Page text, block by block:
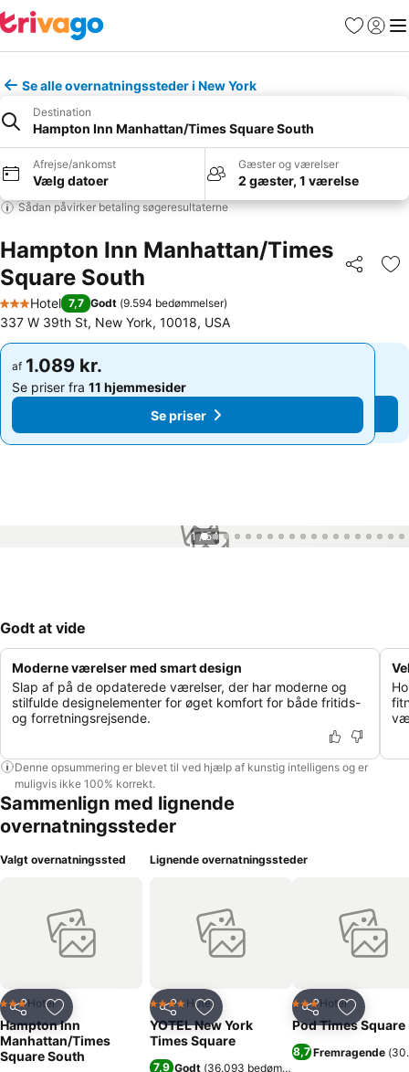
Favoritter
Log ind
Se alle overnatningssteder i New York
Destination
Hampton Inn Manhattan/Times Square South
Afrejse/ankomst
Vælg datoer
Gæster og værelser
2 gæster, 1 værelse
Sådan påvirker betaling søgeresultaterne
Hampton Inn Manhattan/Times
Square South
Del
3 Stjerner
Hotel 7,7 Godt (9.594 bedømmelser)
337 W 39th St, New York, 10018, USA
af 1.089 kr.
Se priser fra 11 hjemmesider
Se priser
af 1.089 kr.
Se priser fra 11 hjemmesider
Se priser
1 / 54
Godt at vide
Moderne værelser med smart design
Slap af på de opdaterede værelser, der har moderne og
stilfulde designelementer for øget komfort for både fritids-
og forretningsrejsende.
Denne opsummering er blevet til ved hjælp af kunstig intelligens og er
muligvis ikke 100% korrekt.
Sammenlign med lignende
overnatningssteder
Valgt overnatningssted
Del Føj til favoritter
3 Stjerner
Hotel
Hampton Inn
Manhattan/Times
Square South
Lignende overnatningssteder
Del Føj til favoritter
4 StjernerHotel
YOTEL New York
Times Square
7,9 Godt (36.093 bedømmelser
Del Føj til
3 Stjerner
Hotel
Pod Times Square
8,7 Fremragende (